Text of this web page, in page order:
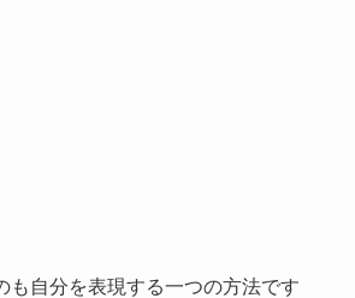
も自分を表現する一つの方法です